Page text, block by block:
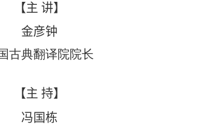
【主 讲】
金彦钟
古典翻译院院长
【主 持】
冯国栋